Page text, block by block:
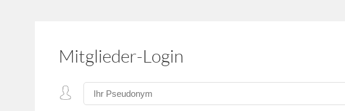
Mitglieder-Login